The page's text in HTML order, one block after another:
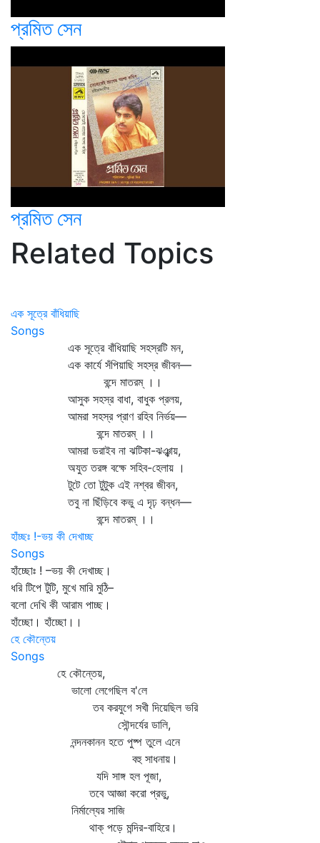
প্রমিত সেন
প্রমিত সেন
Related Topics
এক সূত্রে বাঁধিয়াছি
Songs
এক সূত্রে বাঁধিয়াছি সহস্রটি মন,
এক কার্যে সঁপিয়াছি সহস্র জীবন—
বন্দে মাতরম্‌ ।।
আসুক সহস্র বাধা, বাধুক প্রলয়,
আমরা সহস্র প্রাণ রহিব নির্ভয়—
বন্দে মাতরম্‌ ।।
আমরা ডরাইব না ঝটিকা-ঝঞ্ঝায়,
অযুত তরঙ্গ বক্ষে সহিব-হেলায় ।
টুটে তো টুটুক এই নশ্বর জীবন,
তবু না ছিঁড়িবে কভু এ দৃঢ় বন্ধন—
বন্দে মাতরম্‌ ।।
হাঁচ্ছঃ !-ভয় কী দেখাচ্ছ
Songs
হাঁচ্ছোঃ ! –ভয় কী দেখাচ্ছ।
ধরি টিপে টুঁটি, মুখে মারি মুঠি–
বলো দেখি কী আরাম পাচ্ছ।
হাঁচ্ছো। হাঁচ্ছো।।
হে কৌন্তেয়
Songs
হে কৌন্তেয়,
ভালো লেগেছিল ব'লে
তব করযুগে সখী দিয়েছিল ভরি
সৌন্দর্যের ডালি,
নন্দনকানন হতে পুষ্প তুলে এনে
বহু সাধনায়।
যদি সাঙ্গ হল পূজা,
তবে আজ্ঞা করো প্রভু,
নির্মাল্যের সাজি
থাক্‌ পড়ে মন্দির-বাহিরে।